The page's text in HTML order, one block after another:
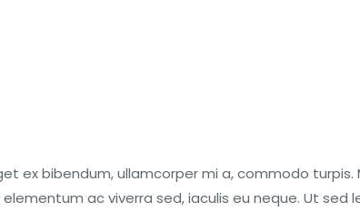
ex bibendum, ullamcorper mi a, commodo
ac viverra sed, iaculis eu neque. Ut